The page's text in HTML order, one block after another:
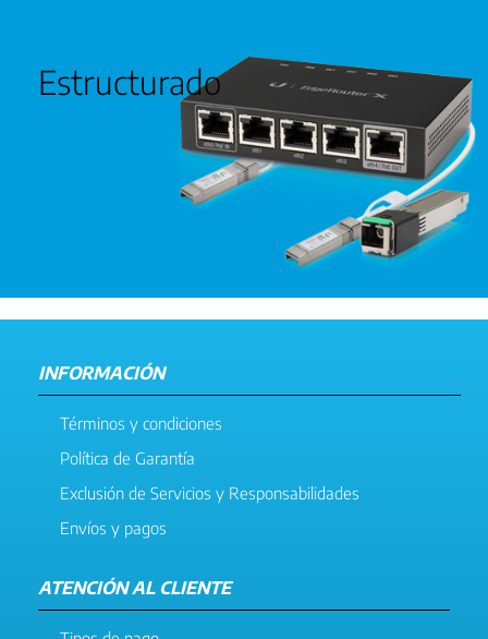
Estructurado
INFORMACIÓN
Términos y condiciones
Política de Garantía
Exclusión de Servicios y Responsabilidades
Envíos y pagos
ATENCIÓN AL CLIENTE